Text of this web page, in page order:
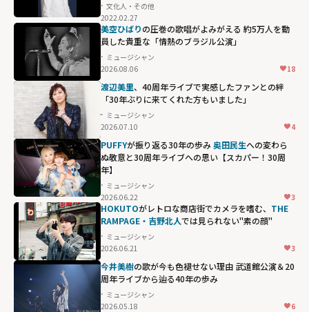
文化人・その他
2022.02.27
美空ひばりの圧巻の歌唱がよみがえる 約5万人を動
員した貴重な「情熱のブラジル公演」
ミュージシャン
2026.08.06
18
渡辺美里、40周年ライブで実感したファンとの絆
「30年ぶりに来てくれた方もいました」
ミュージシャン
2026.07.10
4
PUFFYが振り返る30年の歩み奥田民生への変わら
ぬ敬意と30周年ライブへの思い【スカパー！30周
年】
ミュージシャン
2026.06.22
3
HOKUTOがレトロな商店街でカメラを嗜む、 THE
RAMPAGE・吉野北人では見られない"素の顔"
ミュージシャン
2026.06.21
3
今井美樹の歌が今も色褪せない理由 武道館公演＆20
周年ライブから辿る40年の歩み
ミュージシャン
2026.05.18
6